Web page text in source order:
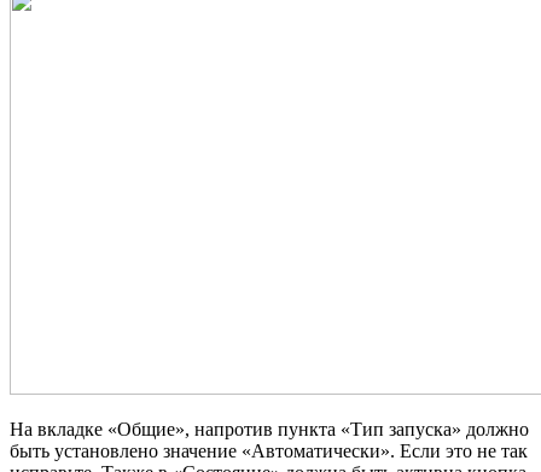
На вкладке «Общие», напротив пункта «Тип запуска» должно
быть установлено значение «Автоматически». Если это не так